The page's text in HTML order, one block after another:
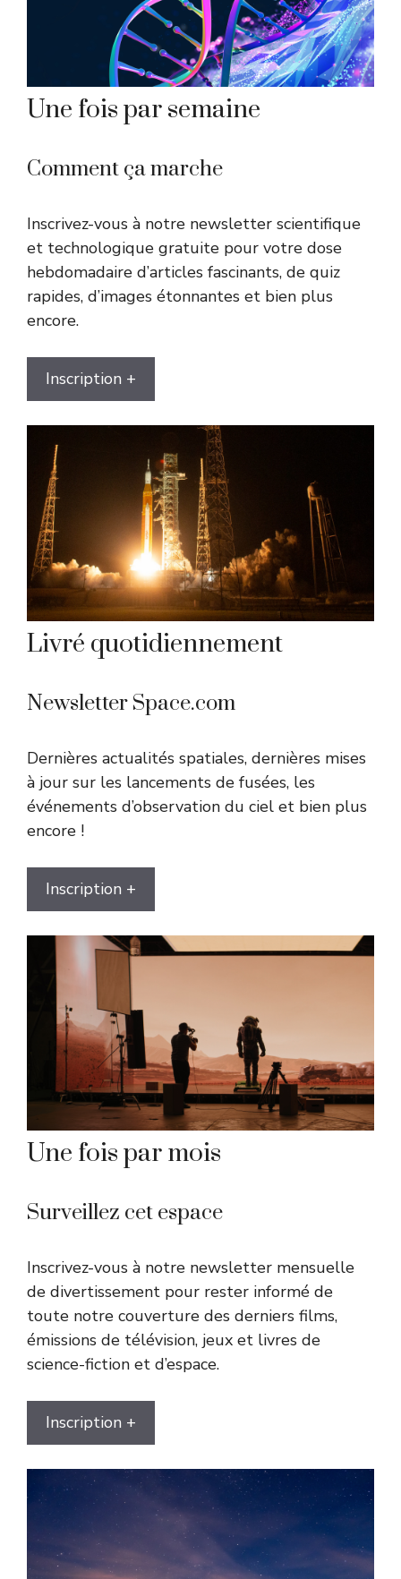
Une fois par semaine
Comment ça marche
Inscrivez-vous à notre newsletter scientifique
et technologique gratuite pour votre dose
hebdomadaire d’articles fascinants, de quiz
rapides, d’images étonnantes et bien plus
encore.
Inscription +
Livré quotidiennement
Newsletter Space.com
Dernières actualités spatiales, dernières mises
à jour sur les lancements de fusées, les
événements d’observation du ciel et bien plus
encore !
Inscription +
Une fois par mois
Surveillez cet espace
Inscrivez-vous à notre newsletter mensuelle
de divertissement pour rester informé de
toute notre couverture des derniers films,
émissions de télévision, jeux et livres de
science-fiction et d’espace.
Inscription +